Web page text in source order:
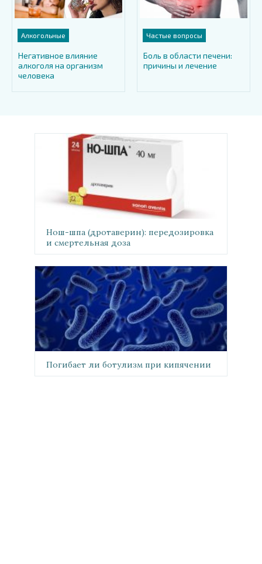
Алкогольные
Негативное влияние
алкоголя на организм
человека
Частые вопросы
Боль в области печени:
причины и лечение
Нош-шпа (дротаверин): передозировка
и смертельная доза
Погибает ли ботулизм при кипячении